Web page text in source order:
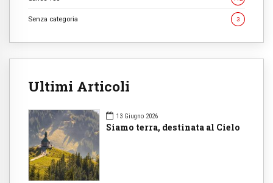
Senza categoria 3
Ultimi Articoli
13 Giugno 2026
Siamo terra, destinata al Cielo